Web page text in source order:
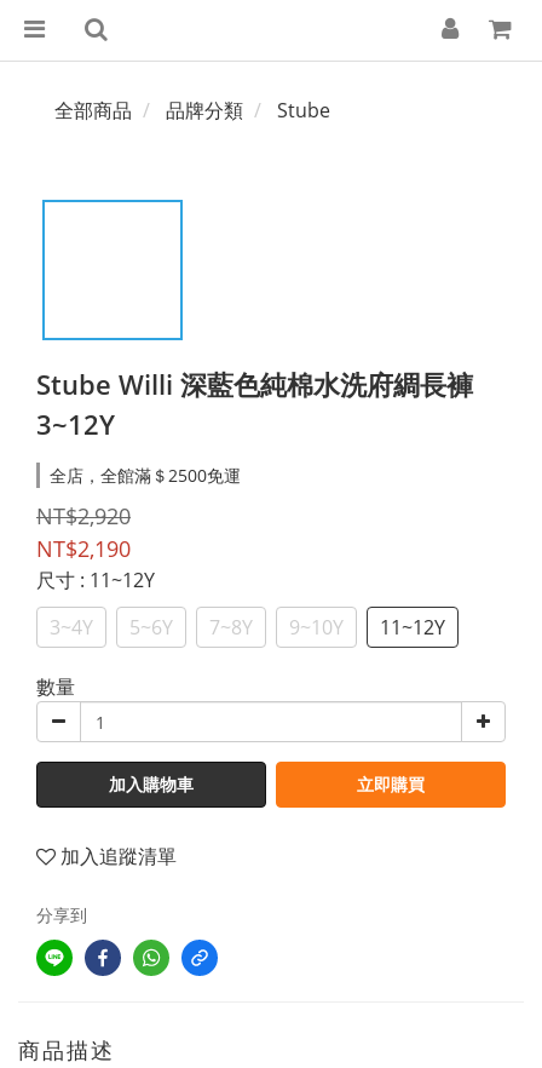
全部商品 品牌分類 Stube
Stube Willi 深藍色純棉水洗府綢長褲
3~12Y
全店，全館滿＄2500免運
NT$2,920
NT$2,190
尺寸 : 11~12Y
3~4Y
5~6Y 7~8Y 9~10Y 11~12Y
數量
加入購物車 立即購買
加入追蹤清單
分享到
商品描述